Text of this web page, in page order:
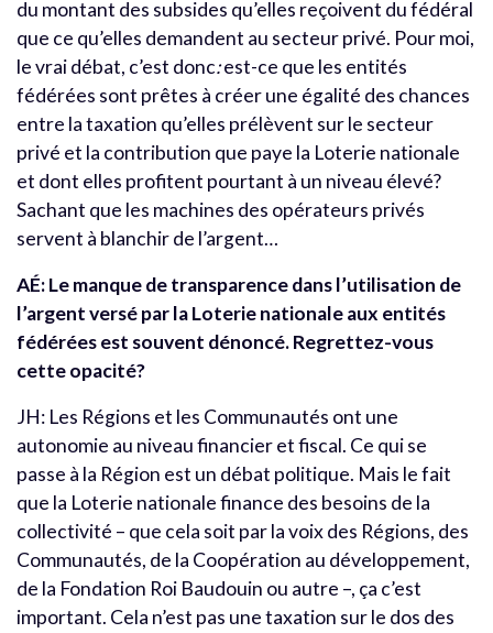
du montant des subsides qu’elles reçoivent du fédéral
que ce qu’elles demandent au secteur privé. Pour moi,
le vrai débat, c’est donc:est-ce que les entités
fédérées sont prêtes à créer une égalité des chances
entre la taxation qu’elles prélèvent sur le secteur
privé et la contribution que paye la Loterie nationale
et dont elles profitent pourtant à un niveau élevé?
Sachant que les machines des opérateurs privés
servent à blanchir de l’argent…
AÉ: Le manque de transparence dans l’utilisation de
l’argent versé par la Loterie nationale aux entités
fédérées est souvent dénoncé. Regrettez-vous
cette opacité?
JH: Les Régions et les Communautés ont une
autonomie au niveau financier et fiscal. Ce qui se
passe à la Région est un débat politique. Mais le fait
que la Loterie nationale finance des besoins de la
collectivité – que cela soit par la voix des Régions, des
Communautés, de la Coopération au développement,
de la Fondation Roi Baudouin ou autre –, ça c’est
important. Cela n’est pas une taxation sur le dos des